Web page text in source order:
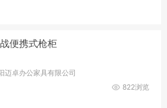
便携式枪柜
迈卓办公家具有限公司
822浏览